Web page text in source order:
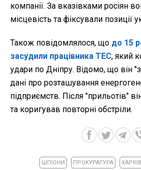
компанії. За вказівками росіян
місцевість та фіксували позиції
Також повідомлялося, що до 15
засудили працівника ТЕС, який
удари по Дніпру. Відомо, що він
дані про розташування
підприємств. Після "прильотів"
та коригував повторні обстріли.
ШПІОНИ ПРОКУРАТУРА